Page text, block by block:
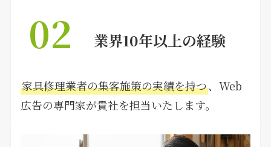
02 業界10年以上の経験
家具修理業者の集客施策の実績を持つ、Web
広告の専門家が貴社を担当いたします。